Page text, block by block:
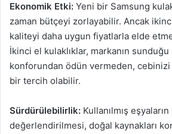
Ekonomik Etki: Yeni bir Samsung
zaman bütçeyi zorlayabilir. Ancak
kaliteyi daha uygun fiyatlarla elde
İkinci el kulaklıklar, markanın
konforundan ödün vermeden, cebinizi
bir tercih olabilir.
Sürdürülebilirlik: Kullanılmış
değerlendirilmesi, doğal kaynakları